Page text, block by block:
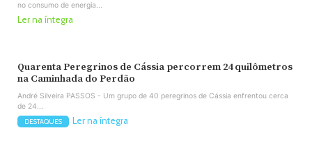
no consumo de energia...
Ler na íntegra
Quarenta Peregrinos de Cássia percorrem 24 quilômetros
na Caminhada do Perdão
André Silveira PASSOS - Um grupo de 40 peregrinos de Cássia enfrentou cerca
de 24...
DESTAQUES Ler na íntegra